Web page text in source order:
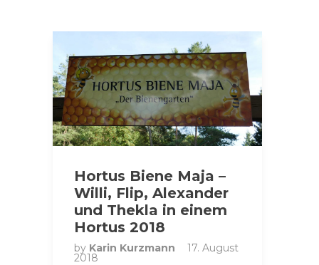
Hortus Biene Maja –
Willi, Flip, Alexander
und Thekla in einem
Hortus 2018
by Karin Kurzmann 17. August
2018